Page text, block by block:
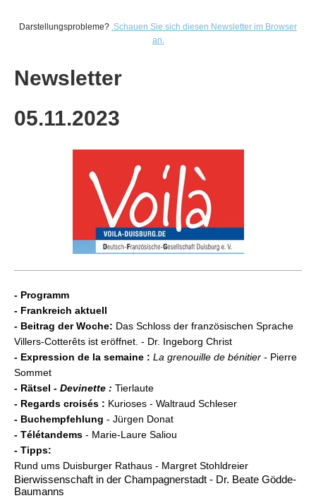
Darstellungsprobleme? .Schauen Sie sich diesen Newsletter im Browser
an.
Newsletter
05.11.2023
- Programm
- Frankreich aktuell
- Beitrag der Woche: Das Schloss der französischen Sprache
Villers-Cotterêts ist eröffnet. - Dr. Ingeborg Christ
- Expression de la semaine : La grenouille de bénitier - Pierre
Sommet
- Rätsel - Devinette : Tierlaute
- Regards croisés : Kurioses - Waltraud Schleser
- Buchempfehlung - Jürgen Donat
- Télétandems - Marie-Laure Saliou
- Tipps:
Rund ums Duisburger Rathaus - Margret Stohldreier
Bierwissenschaft in der Champagnerstadt - Dr. Beate Gödde-
Baumanns